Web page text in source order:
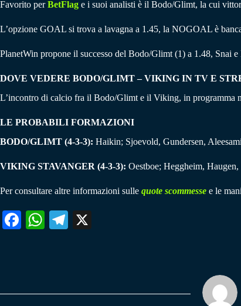
Favorito perBetFlag e i suoi analisti è il Bodo/Glimt, la cui
L’opzione GOAL si trova a lavagna a 1.45, la NOGOAL è
PlanetWin propone il successo del Bodo/Glimt (1) a 1.48, Snai e
DOVE VEDERE BODO/GLIMT – VIKING IN TV E
L’incontro di calcio fra il Bodo/Glimt e il Viking, in programma
LE PROBABILI FORMAZIONI
BODO/GLIMT (4-3-3): Haikin; Sjoevold, Gundersen,
VIKING STAVANGER (4-3-3): Oestboe; Heggheim,
Per consultare altre informazioni sulle quote scommesse e le
Fa W
pp
Te
m